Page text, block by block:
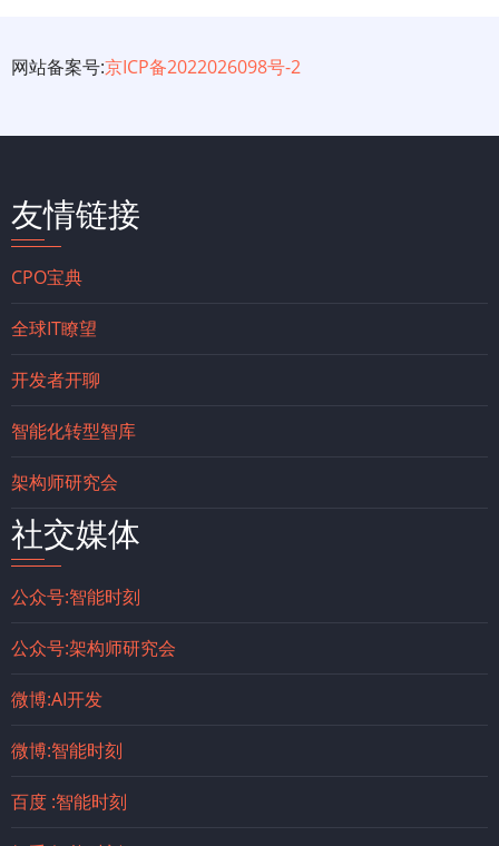
网站备案号:京ICP备2022026098号-2
友情链接
CPO宝典
全球IT瞭望
开发者开聊
智能化转型智库
架构师研究会
社交媒体
公众号:智能时刻
公众号:架构师研究会
微博:AI开发
微博:智能时刻
百度 :智能时刻